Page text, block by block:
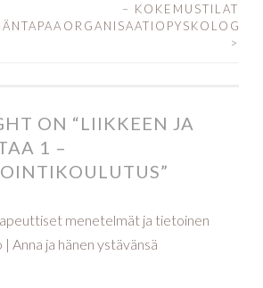
– KOKEMUSTILAT
>
ON “LIIKKEEN JA
1 –
”
menetelmät ja tietoinen
Anna ja hänen ystävänsä